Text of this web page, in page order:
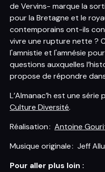
de Vervins- marque la
pour la Bretagne et le
contemporains ont-ils
vivre une rupture nette ?
l'amnistie et l'amnésie
questions auxquelles
propose de répondre
L’Almanac’h est une
Culture Diversité.
Réalisation : Antoine
Musique originale : Jeff
Pour aller plus loin :